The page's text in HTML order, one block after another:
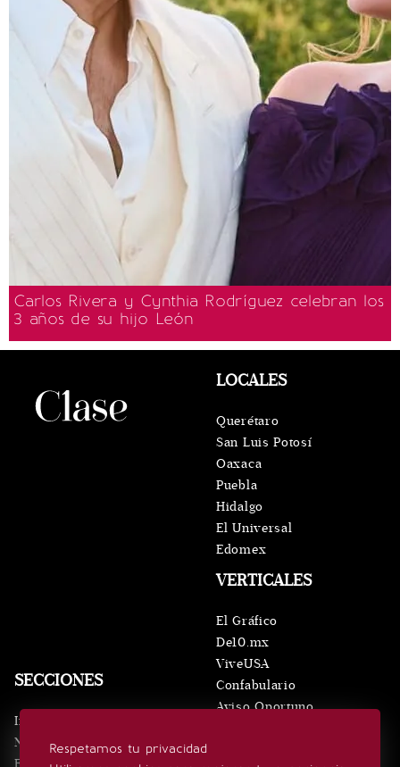
Carlos Rivera y Cynthia Rodríguez celebran los
3 años de su hijo León
Respetamos tu privacidad
SECCIONES
Inicio
Noticias
Eventos
VERTICALES
El Gráfico
De10.mx
ViveUSA
Confabulario
Aviso Oportuno
LOCALES
Querétaro
San Luis Potosí
Oaxaca
Puebla
Hidalgo
El Universal
Edomex